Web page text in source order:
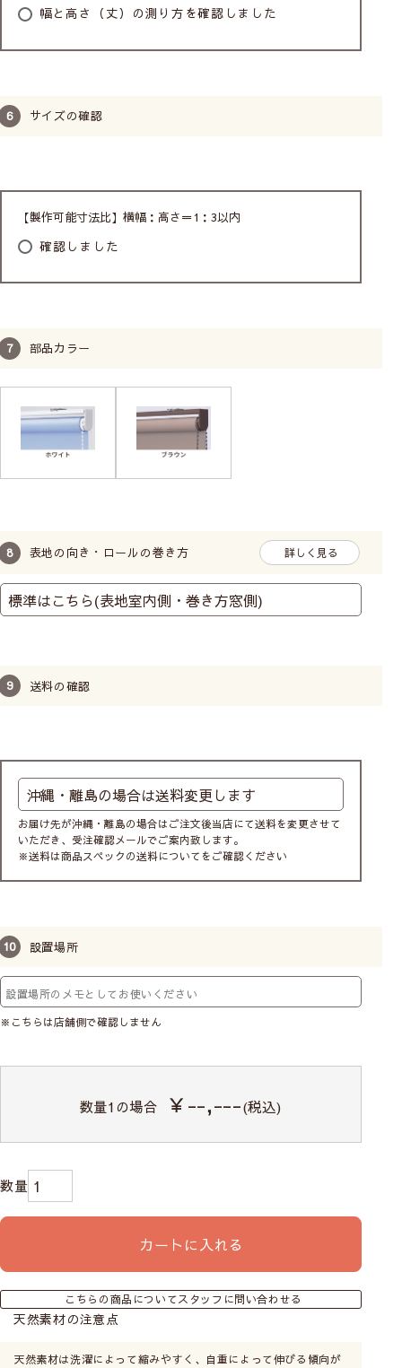
幅と高さ（丈）の測り方を確認しました
サイズの確認
【製作可能寸法比】横幅：高さ＝1：3以内
確認しました
部品カラー
表地の向き・ロールの巻き方 詳しく見る
送料の確認
お届け先が沖縄・離島の場合はご注文後当店にて送料を変更させて
いただき、受注確認メールでご案内致します。
※送料は商品スペックの送料についてをご確認ください
設置場所
※こちらは店舗側で確認しません
数量1の場合 ￥--,---(税込)
カートに入れる
こちらの商品についてスタッフに問い合わせる
天然素材の注意点
天然素材は洗濯によって縮みやすく、自重によって伸びる傾向が